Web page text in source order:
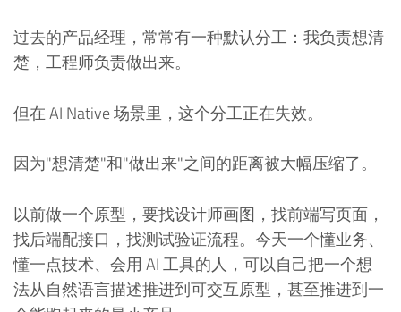
过去的产品经理，常常有一种默认分工：我负责想清
楚，工程师负责做出来。
但在 AI Native 场景里，这个分工正在失效。
因为"想清楚"和"做出来"之间的距离被大幅压缩了。
以前做一个原型，要找设计师画图，找前端写页面，
找后端配接口，找测试验证流程。今天一个懂业务、
懂一点技术、会用 AI 工具的人，可以自己把一个想
法从自然语言描述推进到可交互原型，甚至推进到一